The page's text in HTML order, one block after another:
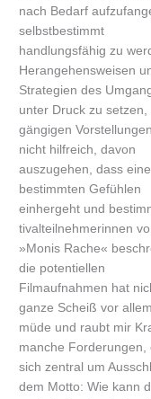
nach Bedarf
selbstbestimmt
handlungsfähig zu
Herangehensweisen
Strategien des
unter Druck zu setzen,
gängigen
nicht hilfreich, davon
auszugehen, dass
bestimmten Gefühlen
einhergeht und
tivalteilnehmerinnen
»Monis Rache«
die potentiellen
Filmaufnahmen hat
ganze Scheiß vor allem
müde und raubt mir
manche Forderungen,
sich zentral um
dem Motto: Wie kann